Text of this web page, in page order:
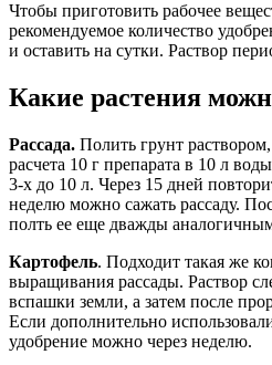
Чтобы приготовить рабочее
рекомендуемое количество
и оставить на сутки. Раствор
Какие растения
Рассада. Полить грунт
расчета 10 г препарата в 10 л
3-х до 10 л. Через 15 дней
неделю можно сажать рассаду.
полть ее еще дважды
Картофель. Подходит такая же
выращивания рассады. Раствор
вспашки земли, а затем после
Если дополнительно
удобрение можно через неделю.